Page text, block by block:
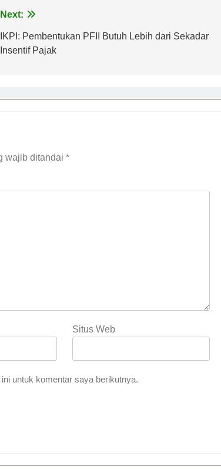
Next:
IKPI: Pembentukan PFII Butuh Lebih dari Sekadar
Insentif Pajak
wajib ditandai *
Situs Web
untuk komentar saya berikutnya.